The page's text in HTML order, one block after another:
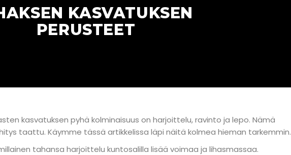
KASVATUKSEN
PERUSTEET
kasvatuksen pyhä kolminaisuus on harjoittelu, ravinto ja lepo. Nämä
taattu. Käymme tässä artikkelissa läpi näitä kolmea hieman tarkemmin.
tahansa harjoittelu kuntosalilla lisää voimaa ja lihasmassaa.